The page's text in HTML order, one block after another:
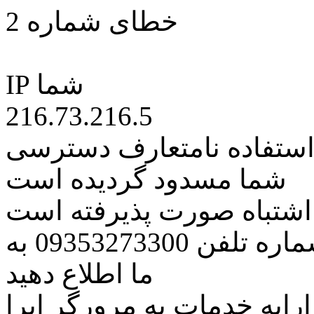
خطای شماره 2
IP شما
216.73.216.5
نامتعارف دسترسی
شما مسدود گردیده است
اشتباه صورت پذیرفته است
مراتب این مسئله را از طریق شماره تلفن 09353273300 به
ما اطلاع دهید
خدمات به مرورگر اپرا